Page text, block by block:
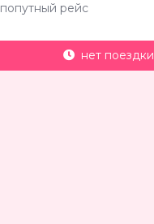
попутный рейс
нет поездки